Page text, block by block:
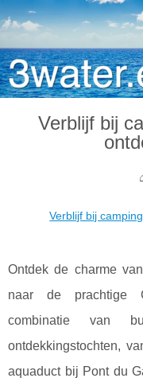
Verblijf bij
Verblijf bij
Ontdek de charme
naar de prachtige
combinatie van
ontdekkingstochten,
aquaduct bij Pont du